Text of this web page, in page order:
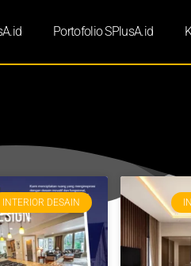
Portofolio SPlusA.id
INTERIOR DESAIN